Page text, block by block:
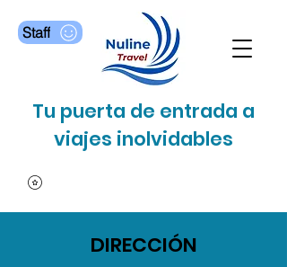
Staff
Tu puerta de entrada a
viajes inolvidables
DIRECCIÓN